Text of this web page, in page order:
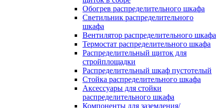
Обогрев распределительного шкафа
Светильник распределительного
шкафа
Вентилятор распределительного шкафа
Термостат распределительного шкафа
Распределительный щиток для
стройплощадки
Распределительный шкаф пустотелый
Стойка распределительного шкафа
Аксессуары для стойки
распределительного шкафа
Компоненты для заземления/